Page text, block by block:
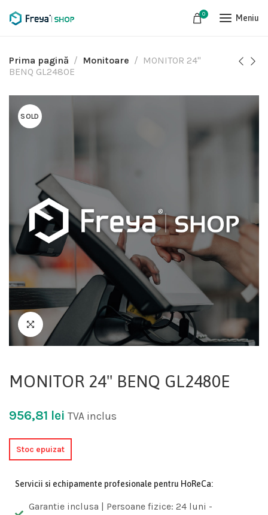
0 Meniu
Prima pagină Monitoare
MONITOR 24"
BENQ GL2480E
SOLD
MONITOR 24" BENQ GL2480E
956,81 lei TVA inclus
Stoc epuizat
Servicii si echipamente profesionale pentru HoReCa:
Garantie inclusa | Persoane fizice: 24 luni -